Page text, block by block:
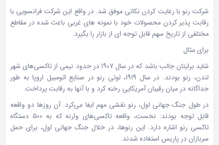
شرکت رنو با رعایت کردن نکاتی موفق شد. در واقع این شرکت فرانسویی با
رقابت پذیر کردن محصولات خود با نمونه های غربی باعث شده در مقاطع
مختلفی از تاریخ سهم قابل توجه ای از بازار را بگیرد.
برای مثال
شاید برایتان جالب باشد که در سال 1907 در حدود نیمی از تاکسی‌های شهر
لندن، رنو بودند. در سال 1919، لوئی رنو در صنایع اتومبیل اروپا به طور
جداگانه در میان رقیبان آمریکایی رخنه کرد و با آنها به رقابت پرداخت.
در طول جنگ جهانی اول، رنو نقشی مهم ایفا می‌کرد. آن روزها دو واقعه
قابل توجه بودند: نخست، واقعه تاکسی‌های وارنه که به ۵۰۰ دستگاه
تاکسی رنو اشاره دارد. این رنوها، در خلال جنگ جهانی اول، برای حمل
سربازان در پاریس استفاده شدند.